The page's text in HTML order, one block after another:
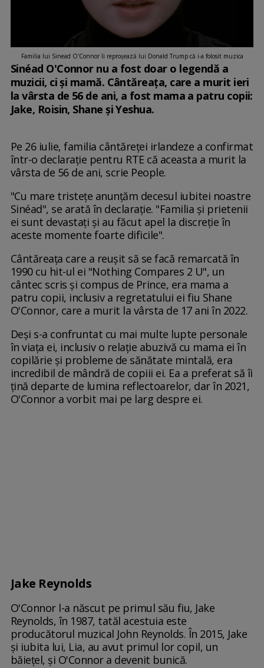
Familia lui Sinead O'Connor îi reproșează lui Donald Trump că i-a folosit muzica
Sinéad O'Connor nu a fost doar o legendă a
muzicii, ci și mamă. Cântăreața, care a murit ieri
la vârsta de 56 de ani, a fost mama a patru copii:
Jake, Roisin, Shane și Yeshua.
Pe 26 iulie, familia cântăreței irlandeze a confirmat
într-o declarație pentru RTE că aceasta a murit la
vârsta de 56 de ani, scrie People.
"Cu mare tristețe anunțăm decesul iubitei noastre
Sinéad", se arată în declarație. "Familia și prietenii
ei sunt devastați și au făcut apel la discreție în
aceste momente foarte dificile".
Cântăreața care a reușit să se facă remarcată în
1990 cu hit-ul ei "Nothing Compares 2 U", un
cântec scris și compus de Prince, era mama a
patru copii, inclusiv a regretatului ei fiu Shane
O'Connor, care a murit la vârsta de 17 ani în 2022.
Deși s-a confruntat cu mai multe lupte personale
în viața ei, inclusiv o relație abuzivă cu mama ei în
copilărie și probleme de sănătate mintală, era
incredibil de mândră de copiii ei. Ea a preferat să îi
țină departe de lumina reflectoarelor, dar în 2021,
O'Connor a vorbit mai pe larg despre ei.
Jake Reynolds
O'Connor l-a născut pe primul său fiu, Jake
Reynolds, în 1987, tatăl acestuia este
producătorul muzical John Reynolds. În 2015, Jake
și iubita lui, Lia, au avut primul lor copil, un
băiețel, și O'Connor a devenit bunică.